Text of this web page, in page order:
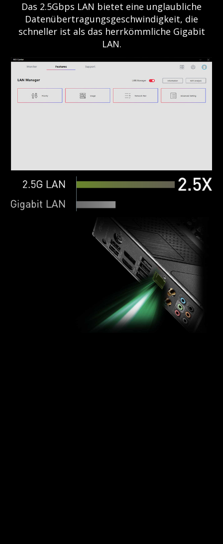
Das 2.5Gbps LAN bietet eine unglaubliche
Datenübertragungsgeschwindigkeit, die
schneller ist als das herrkömmliche Gigabit
LAN.